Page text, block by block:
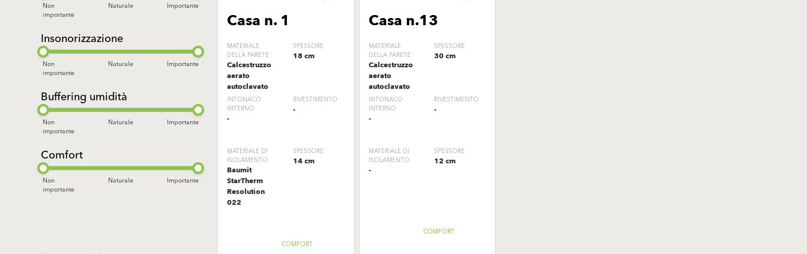
Non
importante
Naturale Importante
Insonorizzazione
Non
importante
Naturale Importante
Buffering umidità
Non
importante
Naturale Importante
Comfort
Non
importante
Naturale Importante
Casa n. 1
MATERIALE
DELLA PARETE
Calcestruzzo
aerato
autoclavato
SPESSORE
18 cm
INTONACO
INTERNO
-
RIVESTIMENTO
-
MATERIALE DI
ISOLAMENTO
Baumit
StarTherm
Resolution
022
SPESSORE
14 cm
COMFORT
Casa n.13
MATERIALE
DELLA PARETE
Calcestruzzo
aerato
autoclavato
SPESSORE
30 cm
INTONACO
INTERNO
-
RIVESTIMENTO
-
MATERIALE DI
ISOLAMENTO
-
SPESSORE
12 cm
COMFORT